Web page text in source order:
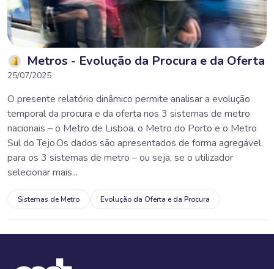
Metros - Evolução da Procura e da Oferta
25/07/2025
O presente relatório dinâmico permite analisar a evolução
temporal da procura e da oferta nos 3 sistemas de metro
nacionais – o Metro de Lisboa, o Metro do Porto e o Metro
Sul do Tejo.Os dados são apresentados de forma agregável
para os 3 sistemas de metro – ou seja, se o utilizador
selecionar mais...
Sistemas de Metro Evolução da Oferta e da Procura